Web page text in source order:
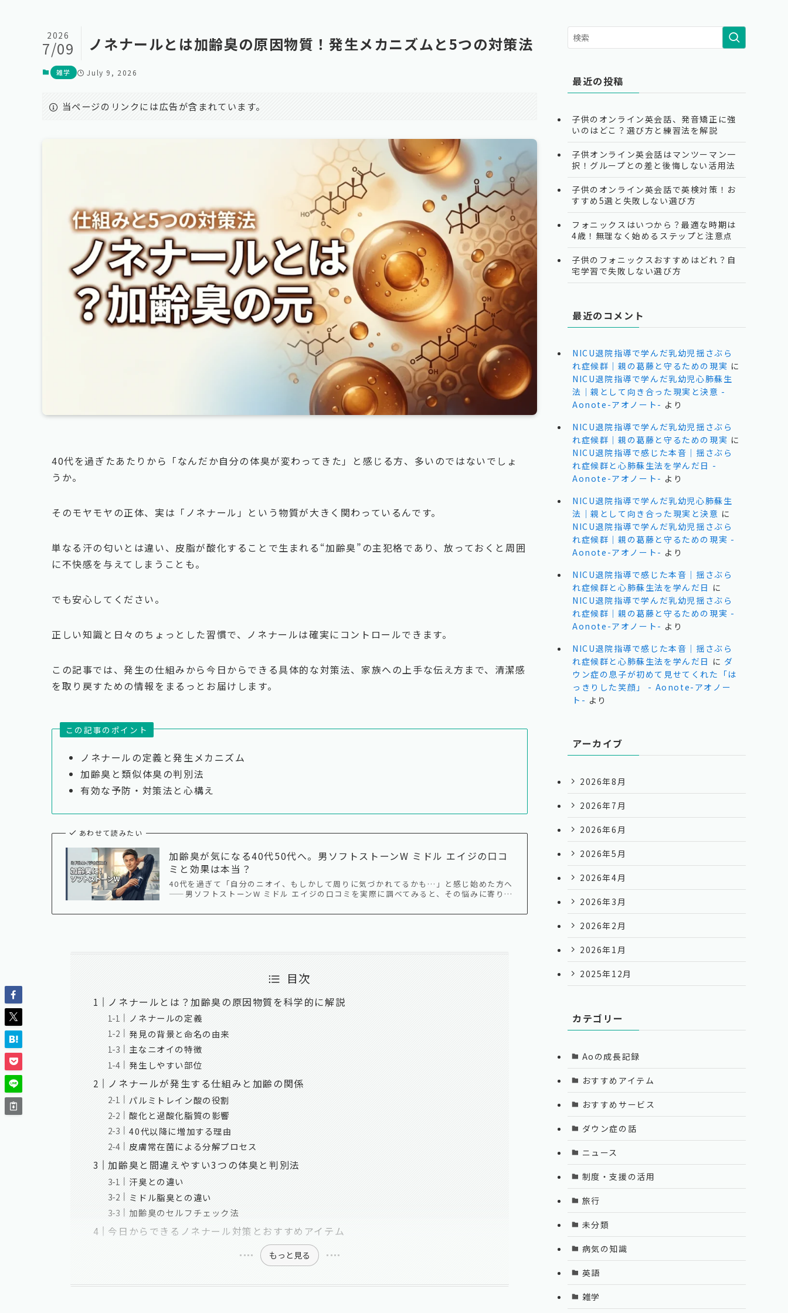
ノネナールとは加齢臭の原因物質！発生メカニズムと5つの対策法
2026
7/09
雑学 July 9, 2026
当ページのリンクには広告が含まれています。
40代を過ぎたあたりから「なんだか自分の体臭が変わってきた」と感じる方、多いのではないでしょ
うか。
そのモヤモヤの正体、実は「ノネナール」という物質が大きく関わっているんです。
単なる汗の匂いとは違い、皮脂が酸化することで生まれる“加齢臭”の主犯格であり、放っておくと周囲
に不快感を与えてしまうことも。
でも安心してください。
正しい知識と日々のちょっとした習慣で、ノネナールは確実にコントロールできます。
この記事では、発生の仕組みから今日からできる具体的な対策法、家族への上手な伝え方まで、清潔感
を取り戻すための情報をまるっとお届けします。
この記事のポイント
ノネナールの定義と発生メカニズム
加齢臭と類似体臭の判別法
有効な予防・対策法と心構え
あわせて読みたい
加齢臭が気になる40代50代へ。男ソフトストーンW ミドル エイジの口コ
ミと効果は本当？
40代を過ぎて「自分のニオイ、もしかして周りに気づかれてるかも…」と感じ始めた方へ
——男ソフトストーンW ミドル エイジの口コミを実際に調べてみると、その悩みに寄り…
目次
ノネナールとは？加齢臭の原因物質を科学的に解説
ノネナールの定義
発見の背景と命名の由来
主なニオイの特徴
発生しやすい部位
ノネナールが発生する仕組みと加齢の関係
パルミトレイン酸の役割
酸化と過酸化脂質の影響
40代以降に増加する理由
皮膚常在菌による分解プロセス
加齢臭と間違えやすい3つの体臭と判別法
汗臭との違い
ミドル脂臭との違い
加齢臭のセルフチェック法
今日からできるノネナール対策とおすすめアイテム
もっと見る
最近の投稿
子供のオンライン英会話、発音矯正に強
いのはどこ？選び方と練習法を解説
子供オンライン英会話はマンツーマン一
択！グループとの差と後悔しない活用法
子供のオンライン英会話で英検対策！お
すすめ5選と失敗しない選び方
フォニックスはいつから？最適な時期は
4歳！無理なく始めるステップと注意点
子供のフォニックスおすすめはどれ？自
宅学習で失敗しない選び方
最近のコメント
NICU退院指導で学んだ乳幼児揺さぶら
れ症候群｜親の葛藤と守るための現実 に
NICU退院指導で学んだ乳幼児心肺蘇生
法｜親として向き合った現実と決意 -
Aonote-アオノート- より
NICU退院指導で学んだ乳幼児揺さぶら
れ症候群｜親の葛藤と守るための現実 に
NICU退院指導で感じた本音｜揺さぶら
れ症候群と心肺蘇生法を学んだ日 -
Aonote-アオノート- より
NICU退院指導で学んだ乳幼児心肺蘇生
法｜親として向き合った現実と決意 に
NICU退院指導で学んだ乳幼児揺さぶら
れ症候群｜親の葛藤と守るための現実 -
Aonote-アオノート- より
NICU退院指導で感じた本音｜揺さぶら
れ症候群と心肺蘇生法を学んだ日 に
NICU退院指導で学んだ乳幼児揺さぶら
れ症候群｜親の葛藤と守るための現実 -
Aonote-アオノート- より
NICU退院指導で感じた本音｜揺さぶら
れ症候群と心肺蘇生法を学んだ日 に ダ
ウン症の息子が初めて見せてくれた「は
っきりした笑顔」 - Aonote-アオノー
ト- より
アーカイブ
2026年8月
2026年7月
2026年6月
2026年5月
2026年4月
2026年3月
2026年2月
2026年1月
2025年12月
カテゴリー
Aoの成長記録
おすすめアイテム
おすすめサービス
ダウン症の話
ニュース
制度・支援の活用
旅行
未分類
病気の知識
英語
雑学